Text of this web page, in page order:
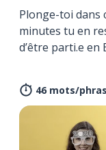
Plonge-toi dans
minutes tu en
d’être parti.e en
46 mots/